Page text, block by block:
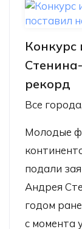
рекорд
Все
Молодые
подали
Андрея
годом
с момента